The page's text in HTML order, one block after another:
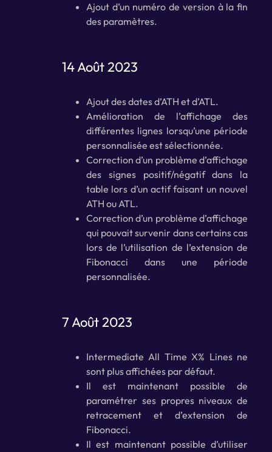
Ajout d’un numéro de version à la fin
des paramètres.
14 Août 2023
Ajout des dates d’ATH et d’ATL.
Amélioration de l’affichage des
différentes lignes lorsqu’une période
personnalisée est sélectionnée.
Correction d’un problème d’affichage
des signes positif/négatif dans la
table lors d’un actif faisant un nouvel
ATH ou ATL.
Correction d’un problème d’affichage
qui pouvait survenir dans certains cas
lors de l’utilisation de l’extension de
Fibonacci dans une période
personnalisée.
7 Août 2023
Intermediate All Time X% Lines ne
sont plus affichées par défaut.
Il est maintenant possible de
paramétrer ses propres niveaux de
retracement et d’extension de
Fibonacci.
Il est maintenant possible d’utiliser